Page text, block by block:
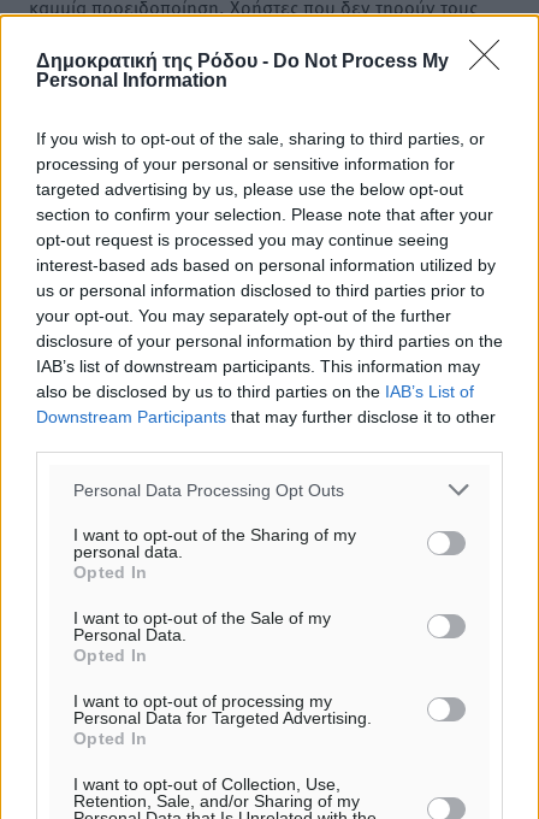
Δημοκρατική της Ρόδου - Do Not Process My
Personal Information
If you wish to opt-out of the sale, sharing to third parties, or
processing of your personal or sensitive information for
targeted advertising by us, please use the below opt-out
section to confirm your selection. Please note that after your
opt-out request is processed you may continue seeing
interest-based ads based on personal information utilized by
us or personal information disclosed to third parties prior to
your opt-out. You may separately opt-out of the further
disclosure of your personal information by third parties on the
IAB’s list of downstream participants. This information may
also be disclosed by us to third parties on the IAB’s List of
Downstream Participants that may further disclose it to other
Personal Data Processing Opt Outs
I want to opt-out of the Sharing of my
personal data.
Opted In
I want to opt-out of the Sale of my
Personal Data.
Opted In
I want to opt-out of processing my
Personal Data for Targeted Advertising.
Opted In
I want to opt-out of Collection, Use,
Retention, Sale, and/or Sharing of my
καμμία προειδοποίηση. Χρήστες που δεν τηρούν τους
Το E-mail δεν θα δημοσιευτεί.
Πρέπει να συμπληρωθούν όλα τα πεδία για την
υποβολή του σχολίου.
Όνοματεπώνυμο Email
Φύλαξε τα στοιχεία μου για την επόμενη φορά.